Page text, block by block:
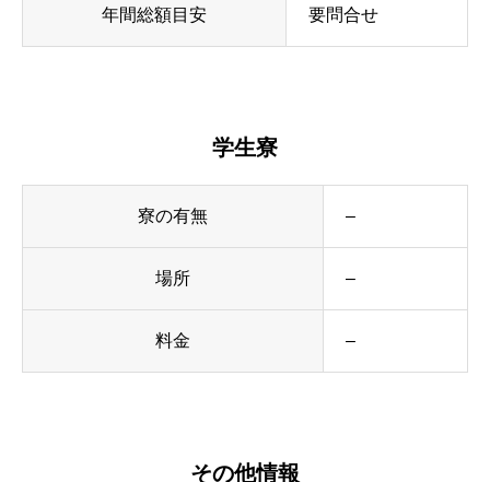
年間総額目安 要問合せ
学生寮
寮の有無 –
場所 –
料金 –
その他情報